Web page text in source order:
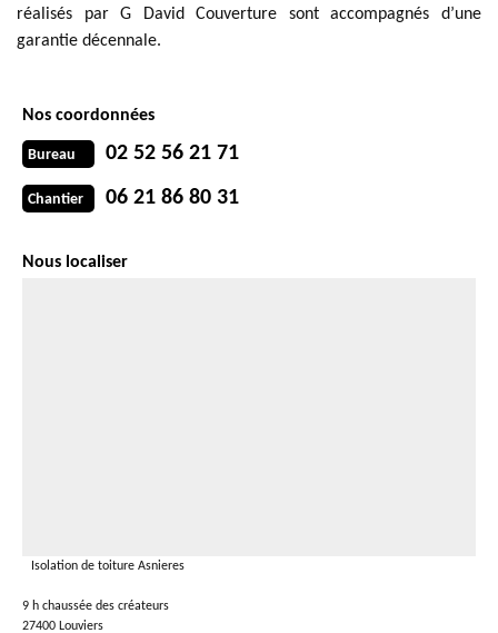
réalisés par G David Couverture sont accompagnés d’une
garantie décennale.
Nos coordonnées
Bureau 02 52 56 21 71
Chantier 06 21 86 80 31
Nous localiser
Isolation de toiture Asnieres
9 h chaussée des créateurs
27400 Louviers